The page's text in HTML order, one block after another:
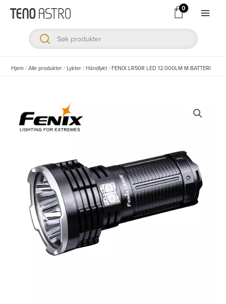
Hopp
innholdet
Hjem /Alle produkter /Lykter /Håndlykt /FENIX LR50R LED 12.000LM M.BATTERI